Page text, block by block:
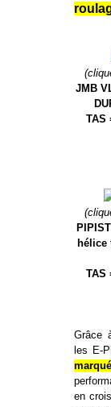
JMB
TAS
hélice
TAS
Grâce
les E-
marqué
en